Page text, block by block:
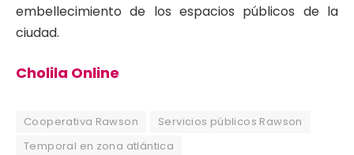
embellecimiento de los espacios públicos de la
ciudad.
Cholila Online
Cooperativa Rawson
Servicios públicos Rawson
Temporal en zona atlántica